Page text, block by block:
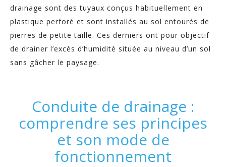
drainage sont des tuyaux conçus habituellement en
plastique perforé et sont installés au sol entourés de
pierres de petite taille. Ces derniers ont pour objectif
de drainer l’excès d’humidité située au niveau d’un sol
sans gâcher le paysage.
Conduite de drainage :
comprendre ses principes
et son mode de
fonctionnement